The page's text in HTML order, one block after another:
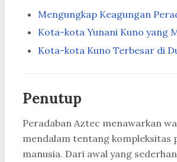
Mengungkap Keagungan
Kota-kota Yunani Kuno yang
Kota-kota Kuno Terbesar di
Penutup
Peradaban Aztec menawarkan
mendalam tentang kompleksitas
manusia. Dari awal yang